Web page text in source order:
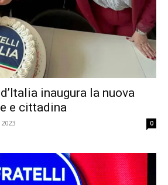
inaugura la nuova
e cittadina
0